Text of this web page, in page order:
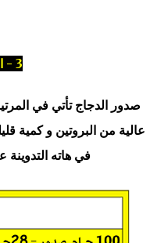
3 - الدجاج :
صدور الدجاج تأتي في
عالية من البروتين و كمية
في هاته التدوينة